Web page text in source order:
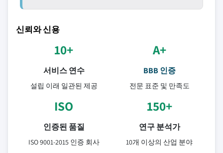
신뢰와 신용
10+
서비스 연수
설립 이래 일관된 제공
A+
BBB 인증
전문 표준 및 만족도
ISO
인증된 품질
ISO 9001-2015 인증 회사
150+
연구 분석가
10개 이상의 산업 분야